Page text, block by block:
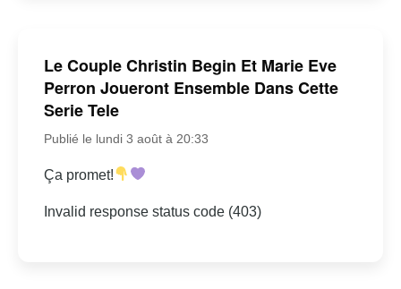
Le Couple Christin Begin Et Marie Eve
Perron Joueront Ensemble Dans Cette
Serie Tele
Publié le lundi 3 août à 20:33
Ça promet!
Invalid response status code (403)